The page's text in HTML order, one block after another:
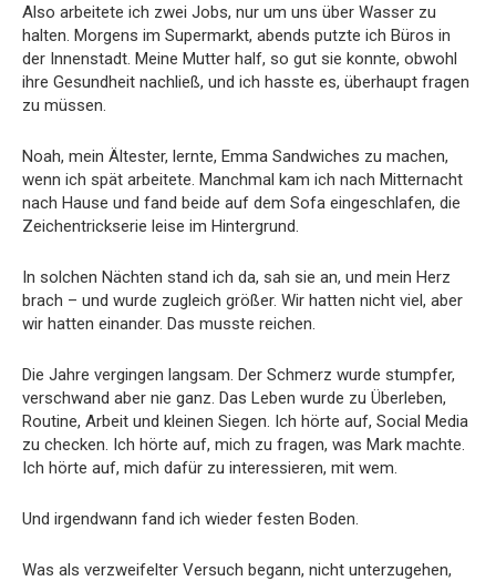
Also arbeitete ich zwei Jobs, nur um uns über Wasser zu
halten. Morgens im Supermarkt, abends putzte ich Büros in
der Innenstadt. Meine Mutter half, so gut sie konnte, obwohl
ihre Gesundheit nachließ, und ich hasste es, überhaupt fragen
zu müssen.
Noah, mein Ältester, lernte, Emma Sandwiches zu machen,
wenn ich spät arbeitete. Manchmal kam ich nach Mitternacht
nach Hause und fand beide auf dem Sofa eingeschlafen, die
Zeichentrickserie leise im Hintergrund.
In solchen Nächten stand ich da, sah sie an, und mein Herz
brach – und wurde zugleich größer. Wir hatten nicht viel, aber
wir hatten einander. Das musste reichen.
Die Jahre vergingen langsam. Der Schmerz wurde stumpfer,
verschwand aber nie ganz. Das Leben wurde zu Überleben,
Routine, Arbeit und kleinen Siegen. Ich hörte auf, Social Media
zu checken. Ich hörte auf, mich zu fragen, was Mark machte.
Ich hörte auf, mich dafür zu interessieren, mit wem.
Und irgendwann fand ich wieder festen Boden.
Was als verzweifelter Versuch begann, nicht unterzugehen,